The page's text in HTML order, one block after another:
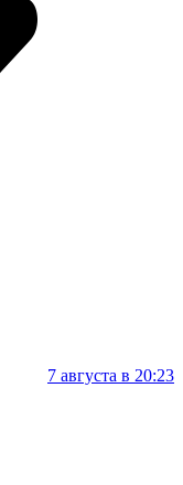
7 августа в 20:23